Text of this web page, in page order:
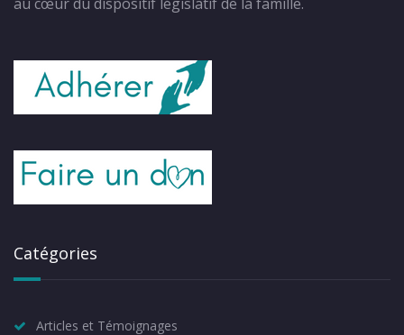
Catégories
Articles et Témoignages